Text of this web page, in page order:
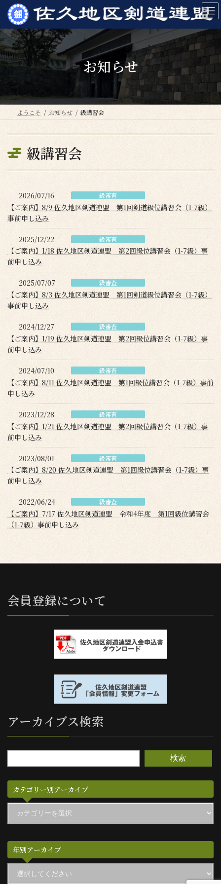
ン
ツ
へ
ス
ー
シ
ョ
ン
お知らせ
ようこそ お知らせ 級講習会
級講習会
2026/07/16 級審査
【ご案内】8/9 佐久地区剣道連盟 第1回剣道級位講習会（1-7級）
事前申し込み
2025/12/22 級審査
【ご案内】1/18 佐久地区剣道連盟 第2回級位講習会（1-7級）事
前申し込み
2025/07/07 級審査
【ご案内】8/3 佐久地区剣道連盟 第1回剣道級位講習会（1-7級）
事前申し込み
2024/12/27 級審査
【ご案内】1/19 佐久地区剣道連盟 第2回級位講習会（1-7級）事
前申し込み
2024/07/10 級審査
【ご案内】8/11 佐久地区剣道連盟 第1回級位講習会（1-7級）事前
申し込み
2023/12/28 級審査
【ご案内】1/21 佐久地区剣道連盟 第2回級位講習会（1-7級）事
前申し込み
2023/08/01 級審査
【ご案内】8/20 佐久地区剣道連盟 第1回級位講習会（1-7級）事
前申し込み
2022/06/24 級審査
【ご案内】7/17 佐久地区剣道連盟 令和4年度 第1回級位講習会
（1-7級）事前申し込み
会員登録について
アーカイブス検索
検索
カテゴリー別アーカイブ
カ
リ
別
ー
年別アーカイブ